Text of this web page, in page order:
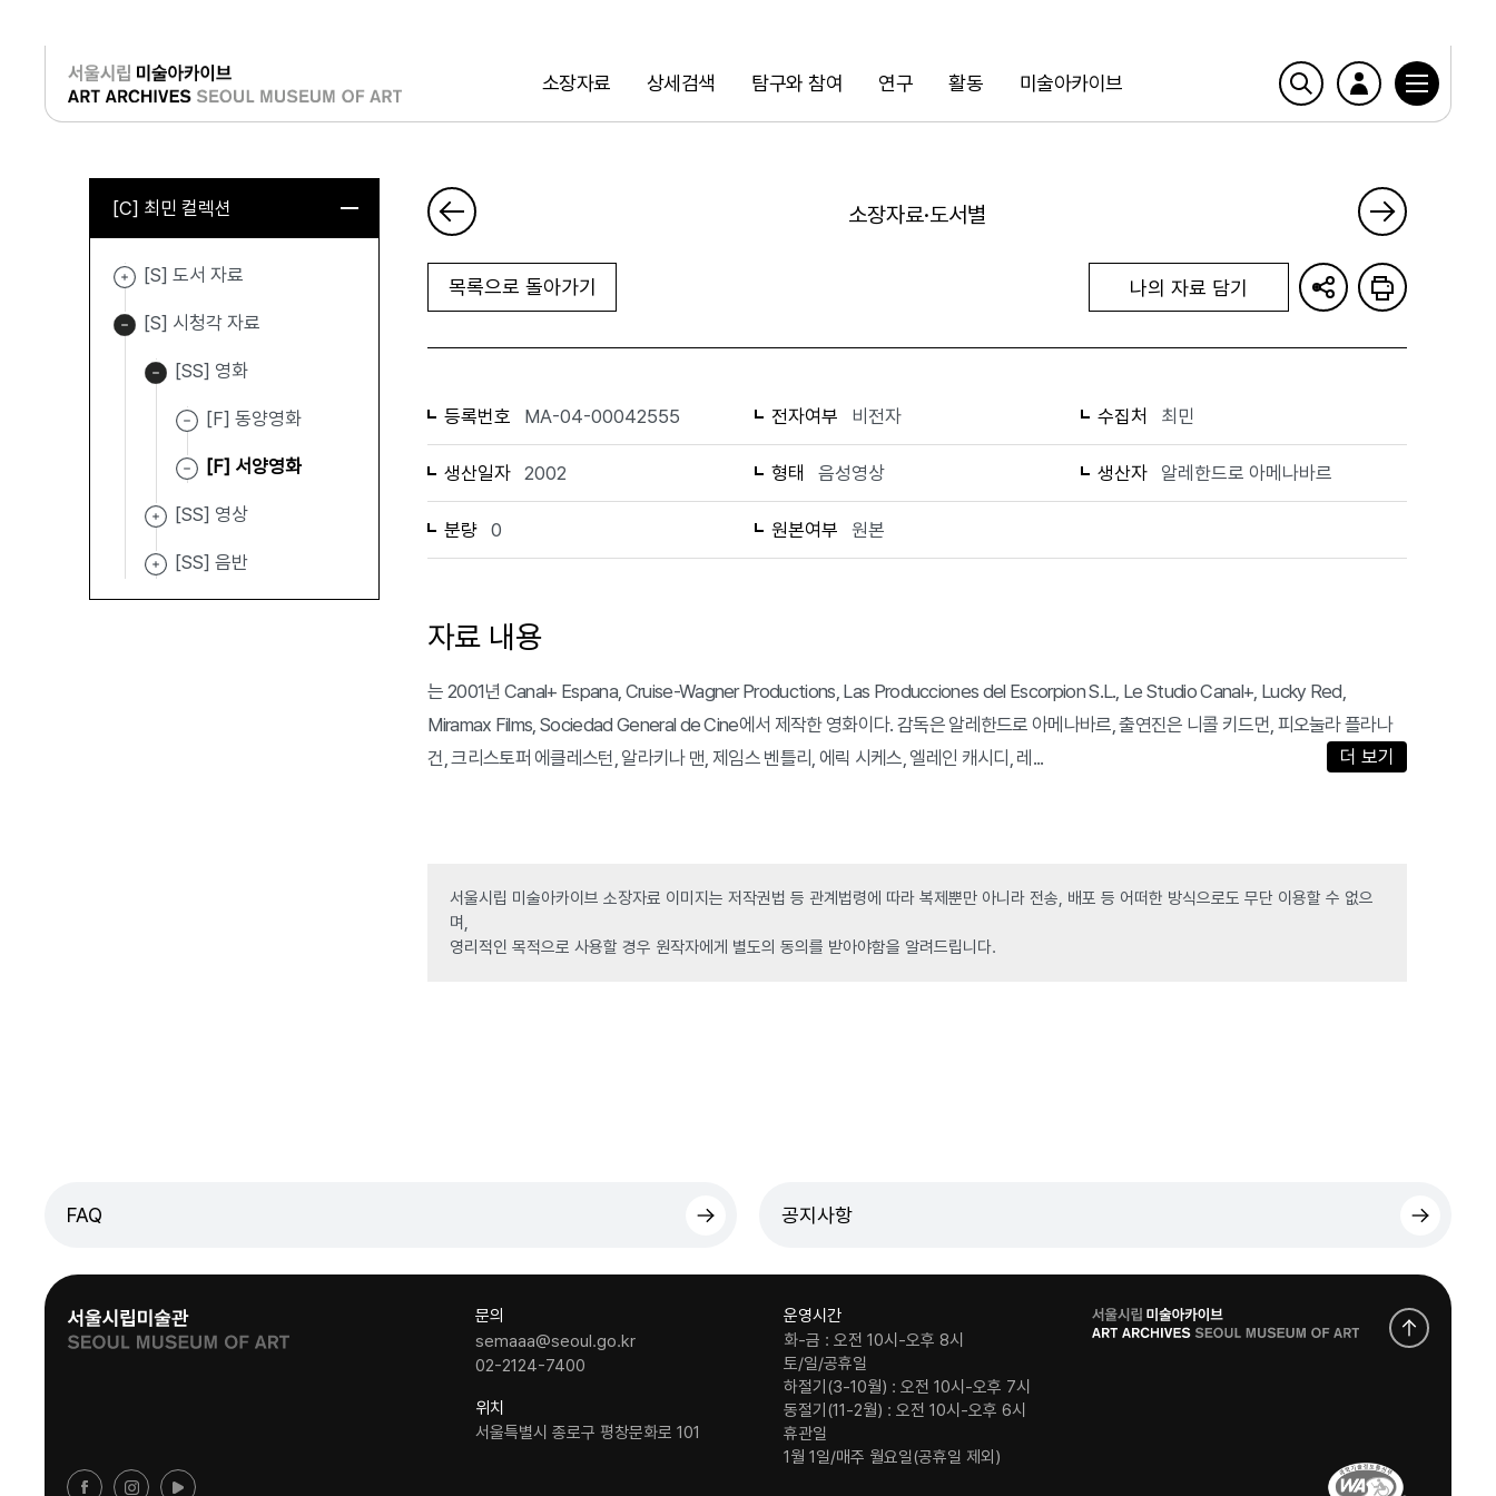
소장자료 상세검색 탐구와 참여 연구 활동 미술아카이브
검색
로그인
[C] 최민 컬렉션
[S] 도서 자료
[S] 시청각 자료
[SS] 영화
[F] 동양영화
[F] 서양영화
[SS] 영상
[SS] 음반
소장자료·도서별
목록으로 돌아가기 나의 자료 담기
등록번호 MA-04-00042555 전자여부 비전자 수집처 최민
생산일자 2002 형태 음성영상 생산자 알레한드로 아메나바르
분량 0 원본여부 원본
자료 내용
는 2001년 Canal+ Espana, Cruise-Wagner Productions, Las Producciones del Escorpion S.L., Le Studio Canal+, Lucky Red,
Miramax Films, Sociedad General de Cine에서 제작한 영화이다. 감독은 알레한드로 아메나바르, 출연진은 니콜 키드먼, 피오눌라 플라나
건, 크리스토퍼 에클레스턴, 알라키나 맨, 제임스 벤틀리, 에릭 시케스, 엘레인 캐시디, 레...
더 보기
서울시립 미술아카이브 소장자료 이미지는 저작권법 등 관계법령에 따라 복제뿐만 아니라 전송, 배포 등 어떠한 방식으로도 무단 이용할 수 없으
며,
영리적인 목적으로 사용할 경우 원작자에게 별도의 동의를 받아야함을 알려드립니다.
FAQ 공지사항
문의
semaaa@seoul.go.kr
02-2124-7400
위치
서울특별시 종로구 평창문화로 101
운영시간
화-금 : 오전 10시-오후 8시
토/일/공휴일
하절기(3-10월) : 오전 10시-오후 7시
동절기(11-2월) : 오전 10시-오후 6시
휴관일
1월 1일/매주 월요일(공휴일 제외)
로
고